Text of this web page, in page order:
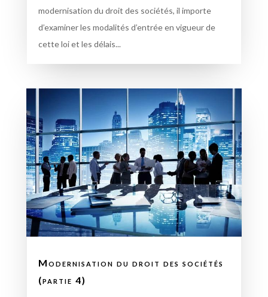
modernisation du droit des sociétés, il importe
d’examiner les modalités d’entrée en vigueur de
cette loi et les délais...
Modernisation du droit des sociétés
(partie 4)